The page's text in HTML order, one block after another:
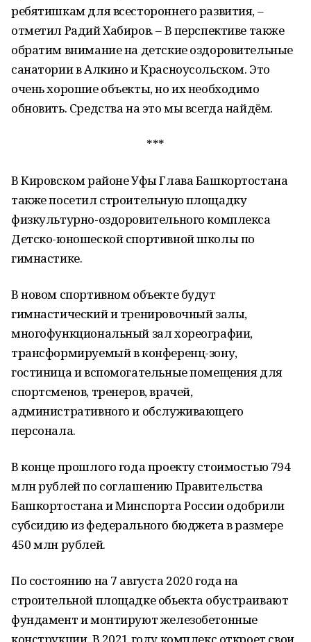
ребятишкам для всестороннего развития, –
отметил Радий Хабиров. – В перспективе также
обратим внимание на детские оздоровительные
санатории в Алкино и Красноусольском. Это
очень хорошие объекты, но их необходимо
обновить. Средства на это мы всегда найдём.
***
В Кировском районе Уфы Глава Башкортостана
также посетил строительную площадку
физкультурно-оздоровительного комплекса
Детско-юношеской спортивной школы по
гимнастике.
В новом спортивном объекте будут
гимнастический и тренировочный залы,
многофункциональный зал хореографии,
трансформируемый в конференц-зону,
гостиница и вспомогательные помещения для
спортсменов, тренеров, врачей,
административного и обслуживающего
персонала.
В конце прошлого года проекту стоимостью 794
млн рублей по соглашению Правительства
Башкортостана и Минспорта России одобрили
субсидию из федерального бюджета в размере
450 млн рублей.
По состоянию на 7 августа 2020 года на
строительной площадке обьекта обустраивают
фундамент и монтируют железобетонные